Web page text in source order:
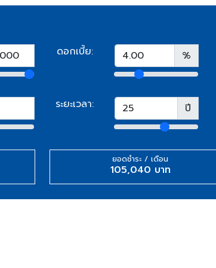
ดอกเบี้ย: %
ระยะเวลา: ปี
ยอดชำระ / เดือน
105,040 บาท